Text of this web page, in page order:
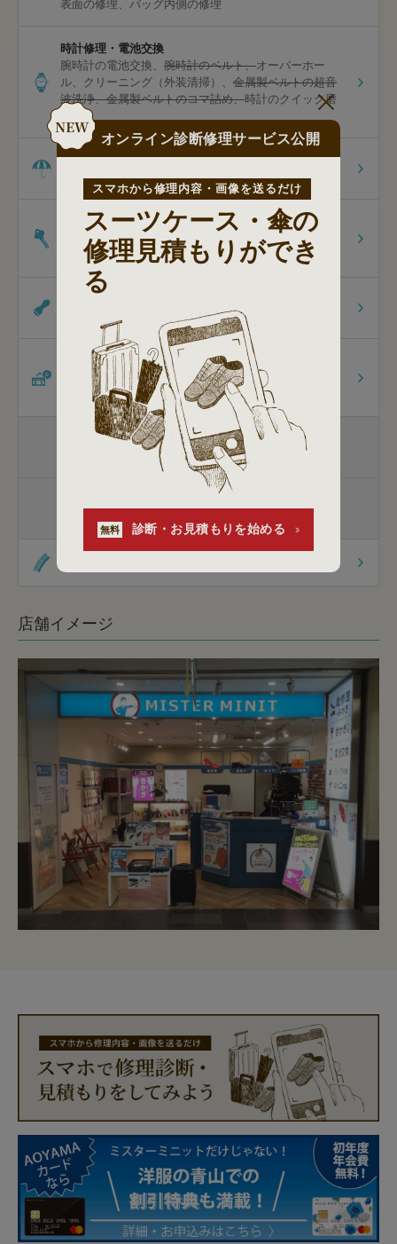
オンライン診断修理サービス公開
スマホから修理内容・画像を送るだけ
スーツケース・傘の
修理見積もりができ
る
無料 診断・お見積もりを始める
表面の修理 バッグ内側の修理
時計修理・電池交換
腕時計の電池交換
腕時計のベルト
オーバーホー
ル
クリーニング（外装清掃）
金属製ベルトの超音
波洗浄
金属製ベルトのコマ詰め
時計のクイック磨
傘修理
折りたたみ傘
長傘
合鍵の作製
住居・事務所・店舗の合鍵
自転車の合鍵
車・バイ
クの合鍵
トランスポンダーキー
シャチハタ浸透印
ダビング
ビデオテープのダビング
8mmのダビング
ン]スマホ保存
包丁研ぎ
店舗イメージ